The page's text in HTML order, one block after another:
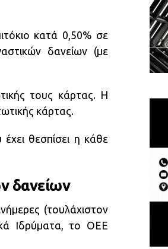
κατά 0,50% σε
δανείων (με
τους κάρτας. Η
κάρτας.
θεσπίσει η κάθε
δανείων
(τουλάχιστον
Ιδρύματα, το ΟΕΕ